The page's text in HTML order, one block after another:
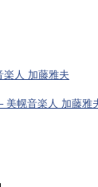
楽人 加藤雅夫
美幌音楽人 加藤雅